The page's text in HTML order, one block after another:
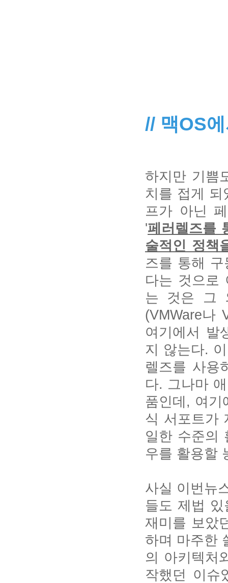
// 맥OS
하지만 기쁨
치를 접게 되
프가 아닌
'페러렐즈를
술적인 정책
즈를 통해
다는 것으로
는 것은 그
(VMWare나
여기에서 발
지 않는다.
렐즈를 사용
다. 그나마
품인데, 여기
식 서포트가
일한 수준의
우를 활용할
사실 이번뉴
들도 제법
재미를 보았
하며 마주한
의 아키텍처
작했던 이슈